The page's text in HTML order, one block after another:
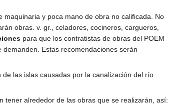
y poca mano de obra no calificada. No
obras. v. gr., celadores, cocineros, cargueros,
para que los contratistas de obras del POEM
Estas recomendaciones serán
las islas causadas por la canalización del río
tener alrededor de las obras que se realizarán, así: